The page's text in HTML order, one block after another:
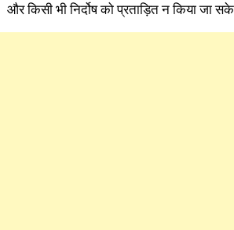
और किसी भी निर्दोष को प्रताड़ित न किया जा